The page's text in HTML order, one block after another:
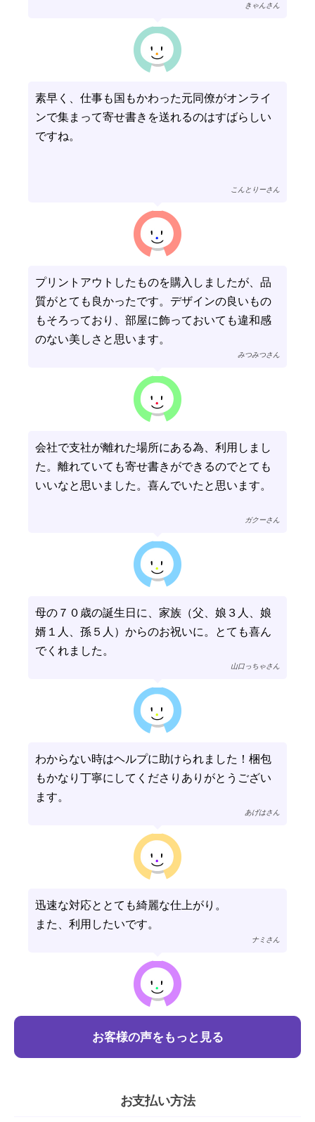
きゃんさん
素早く、仕事も国もかわった元同僚がオンライ
ンで集まって寄せ書きを送れるのはすばらしい
ですね。
こんとりーさん
プリントアウトしたものを購入しましたが、品
質がとても良かったです。デザインの良いもの
もそろっており、部屋に飾っておいても違和感
のない美しさと思います。
みつみつさん
会社で支社が離れた場所にある為、利用しまし
た。離れていても寄せ書きができるのでとても
いいなと思いました。喜んでいたと思います。
ガクーさん
母の７０歳の誕生日に、家族（父、娘３人、娘
婿１人、孫５人）からのお祝いに。とても喜ん
でくれました。
山口っちゃさん
わからない時はヘルプに助けられました！梱包
もかなり丁寧にしてくださりありがとうござい
ます。
あげはさん
迅速な対応ととても綺麗な仕上がり。
また、利用したいです。
ナミさん
お客様の声をもっと見る
お支払い方法